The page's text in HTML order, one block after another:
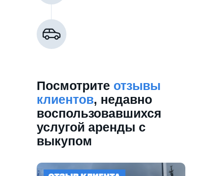
Посмотрите отзывы
клиентов, недавно
воспользовавшихся
услугой аренды с
выкупом